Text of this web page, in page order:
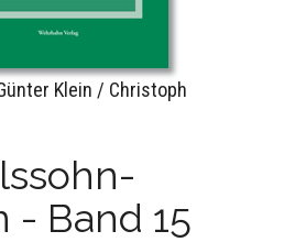
Klein / Christoph
- Band 15